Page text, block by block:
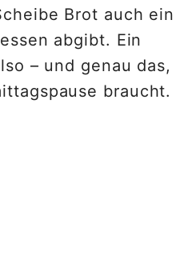
Brot auch ein
abgibt. Ein
– und genau das,
braucht.